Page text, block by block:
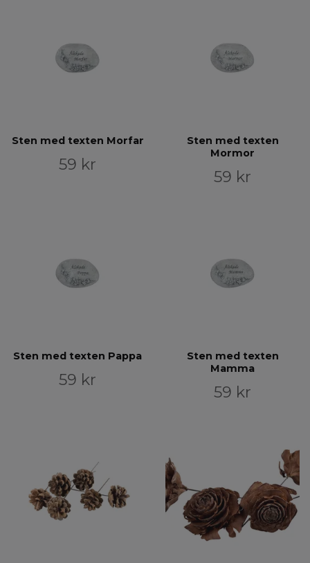
Sten med texten Morfar
59 kr
Sten med texten
Mormor
59 kr
Sten med texten Pappa
59 kr
Sten med texten
Mamma
59 kr